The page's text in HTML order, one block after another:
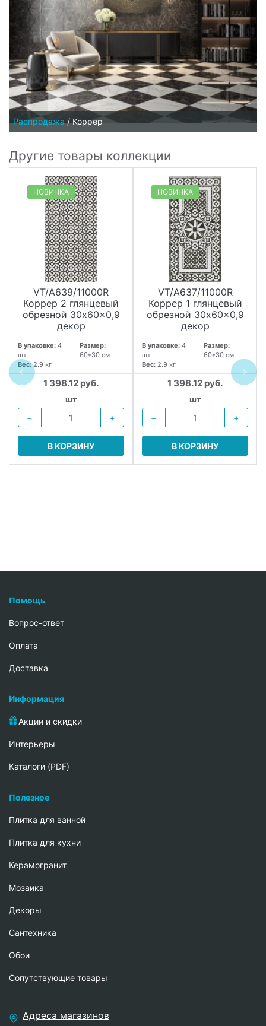
Распродажа / Коррер
Другие товары коллекции
НОВИНКА
VT/A639/11000R
Коррер 2 глянцевый
обрезной 30x60x0,9
декор
В упаковке: 4
шт
Размер:
60*30 см
Вес:2.9 кг
1 398.12 руб.
шт
−
+
В КОРЗИНУ
НОВИНКА
VT/A637/11000R
Коррер 1 глянцевый
обрезной 30x60x0,9
декор
В упаковке: 4
шт
Размер:
60*30 см
Вес: 2.9 кг
1 398.12 руб.
шт
−
+
В КОРЗИНУ
Помощь
Вопрос-ответ
Oплата
Доставка
Информация
Акции и скидки
Интерьеры
Каталоги (PDF)
Полезное
Плитка для ванной
Плитка для кухни
Керамогранит
Мозаика
Декоры
Сантехника
Обои
Сопутствующие товары
Адреса магазинов